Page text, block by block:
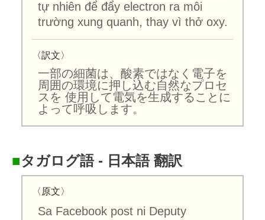
tự nhiên để đẩy electron ra môi
trường xung quanh, thay vì thở oxy.
〈訳文〉
一部の細菌は、酸素ではなく電子を
周囲の環境に押し込む自然なプロセ
スを 使用して電気を生成することに
よって呼吸します。
■タガログ語 - 日本語 翻訳
〈原文〉
Sa Facebook post ni Deputy